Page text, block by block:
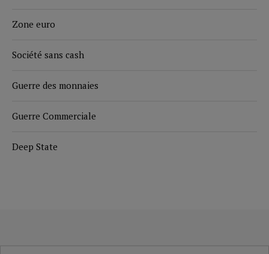
Zone euro
Société sans cash
Guerre des monnaies
Guerre Commerciale
Deep State